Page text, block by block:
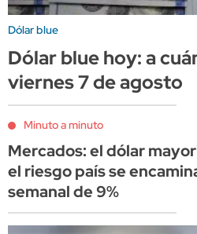
Dólar blue
Dólar blue hoy: a
viernes 7 de agosto
Minuto a minuto
Mercados: el dólar
el riesgo país se
semanal de 9%